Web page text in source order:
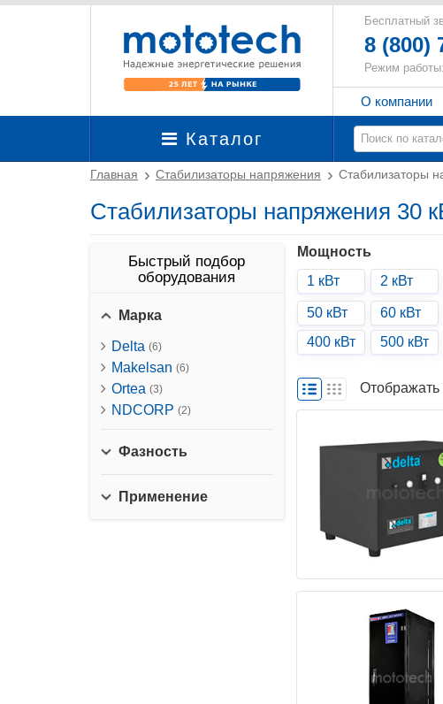
Бесплатный
8 (800)
Режим
О компании
Каталог
Главная Стабилизаторы напряжения Стабилизаторы
Стабилизаторы напряжения 30
Быстрый подбор
оборудования
Марка
Delta (6)
Makelsan (6)
Ortea (3)
NDCORP (2)
Фазность
Применение
Мощность
1 кВт
2 кВт
50 кВт 60 кВт
400 кВт
500 кВт
Отображать